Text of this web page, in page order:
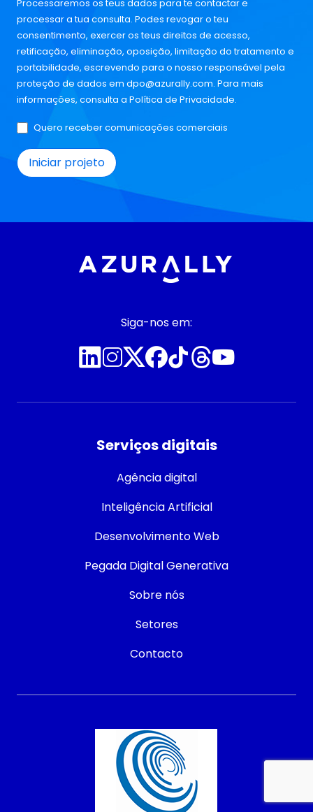
Contacto
Processaremos os teus dados para te contactar e
processar a tua consulta. Podes revogar o teu
consentimento, exercer os teus direitos de acesso,
retificação, eliminação, oposição, limitação do tratamento e
portabilidade, escrevendo para o nosso responsável pela
proteção de dados em dpo@azurally.com. Para mais
informações, consulta a Política de Privacidade.
Quero receber comunicações comerciais
Siga-nos em:
Serviços digitais
Agência digital
Inteligência Artificial
Desenvolvimento Web
Pegada Digital Generativa
Sobre nós
Setores
Contacto